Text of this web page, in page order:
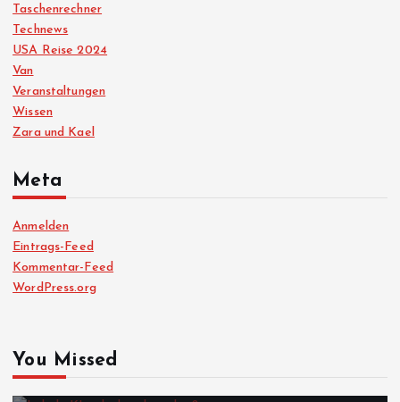
Taschenrechner
Technews
USA Reise 2024
Van
Veranstaltungen
Wissen
Zara und Kael
Meta
Anmelden
Eintrags-Feed
Kommentar-Feed
WordPress.org
You Missed